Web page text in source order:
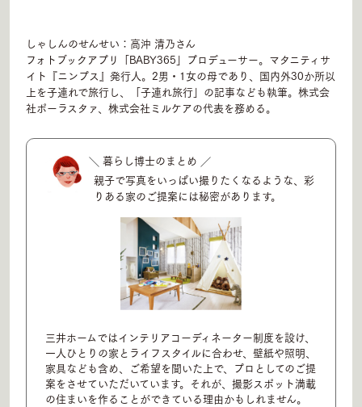
しゃしんのせんせい：高沖 清乃さん
フォトブックアプリ「BABY365」プロデューサー。マタニティサ
イト『ニンプス』発行人。2男・1女の母であり、国内外30か所以
上を子連れで旅行し、「子連れ旅行」の記事なども執筆。株式会
社ポーラスタァ、株式会社ミルケアの代表を務める。
暮らし博士のまとめ
親子で写真をいっぱい撮りたくなるような、 彩
りある家のご提案には秘密があります。
三井ホームではインテリアコーディネーター制度を設け、
一人ひとりの家とライフスタイルに合わせ、壁紙や照明、
家具なども含め、ご希望を聞いた上で、プロとしてのご提
案をさせていただいています。それが、撮影スポット満載
の住まいを作ることができている理由かもしれません。